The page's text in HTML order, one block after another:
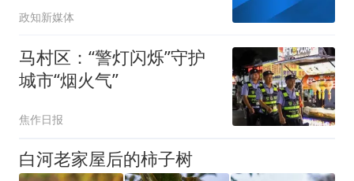
政知新媒体
马村区：“警灯闪烁”守护
城市“烟火气”
焦作日报
白河老家屋后的柿子树